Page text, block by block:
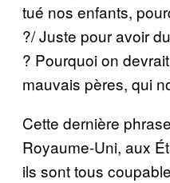
tué nos enfants,
?/ Juste pour avoir
? Pourquoi on
mauvais pères, qui
Cette dernière
Royaume-Uni, aux
ils sont tous